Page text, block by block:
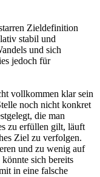
Zieldefinition
stabil und
und sich
jedoch für
vollkommen klar sein
noch nicht konkret
die man
zu erfüllen gilt, läuft
Ziel zu verfolgen.
und zu wenig auf
sich bereits
in eine falsche